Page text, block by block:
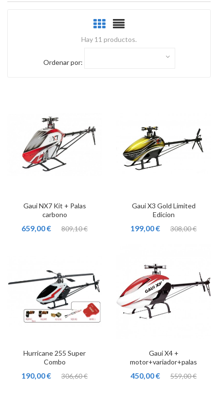
Hay 11 productos.
Ordenar por:
Gaui NX7 Kit + Palas
carbono
659,00 € 809,10 €
Gaui X3 Gold Limited
Edicion
199,00 € 308,00 €
Hurricane 255 Super
Combo
190,00 € 306,60 €
Gaui X4 +
motor+variador+palas
450,00 € 559,00 €